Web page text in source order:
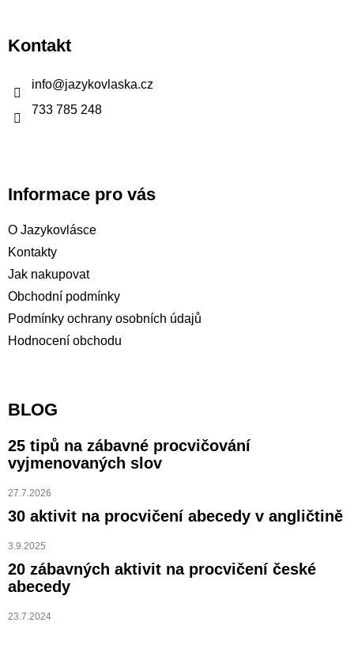
p
aKontakt
info@jazykovlaska.cz
733 785 248
Informace pro vás
O Jazykovlásce
Kontakty
Jak nakupovat
Obchodní podmínky
Podmínky ochrany osobních údajů
Hodnocení obchodu
BLOG
25 tipů na zábavné procvičování
vyjmenovaných slov
27.7.2026
30 aktivit na procvičení abecedy v angličtině
3.9.2025
20 zábavných aktivit na procvičení české
abecedy
23.7.2024